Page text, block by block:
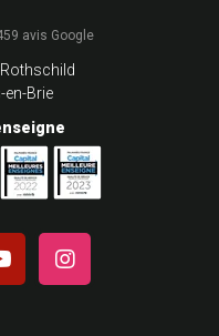
avis Google
Brie